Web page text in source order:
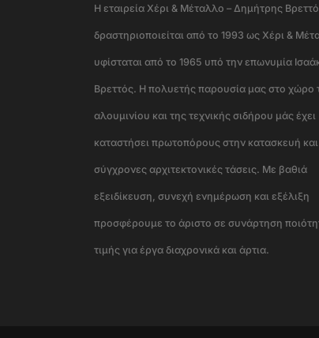
Η εταιρεία Χέρι & Μέταλλο – Δημήτρης
δραστηριοποιείται από το 1993 ως Χέρι &
υφίσταται από το 1965 υπό την επωνυμία
Βρεττός. Η πολυετής παρουσία μας στο χώρο
αλουμινίου και της τεχνικής σιδήρου μάς έχει
καταστήσει πρωτοπόρους στην κατασκευή και
σύγχρονες αρχιτεκτονικές τάσεις. Με βαθιά
εξειδίκευση, συνεχή ενημέρωση και εξέλιξη
προσφέρουμε το άριστο σε συνάρτηση
τιμής για έργα διαχρονικά και άρτια.